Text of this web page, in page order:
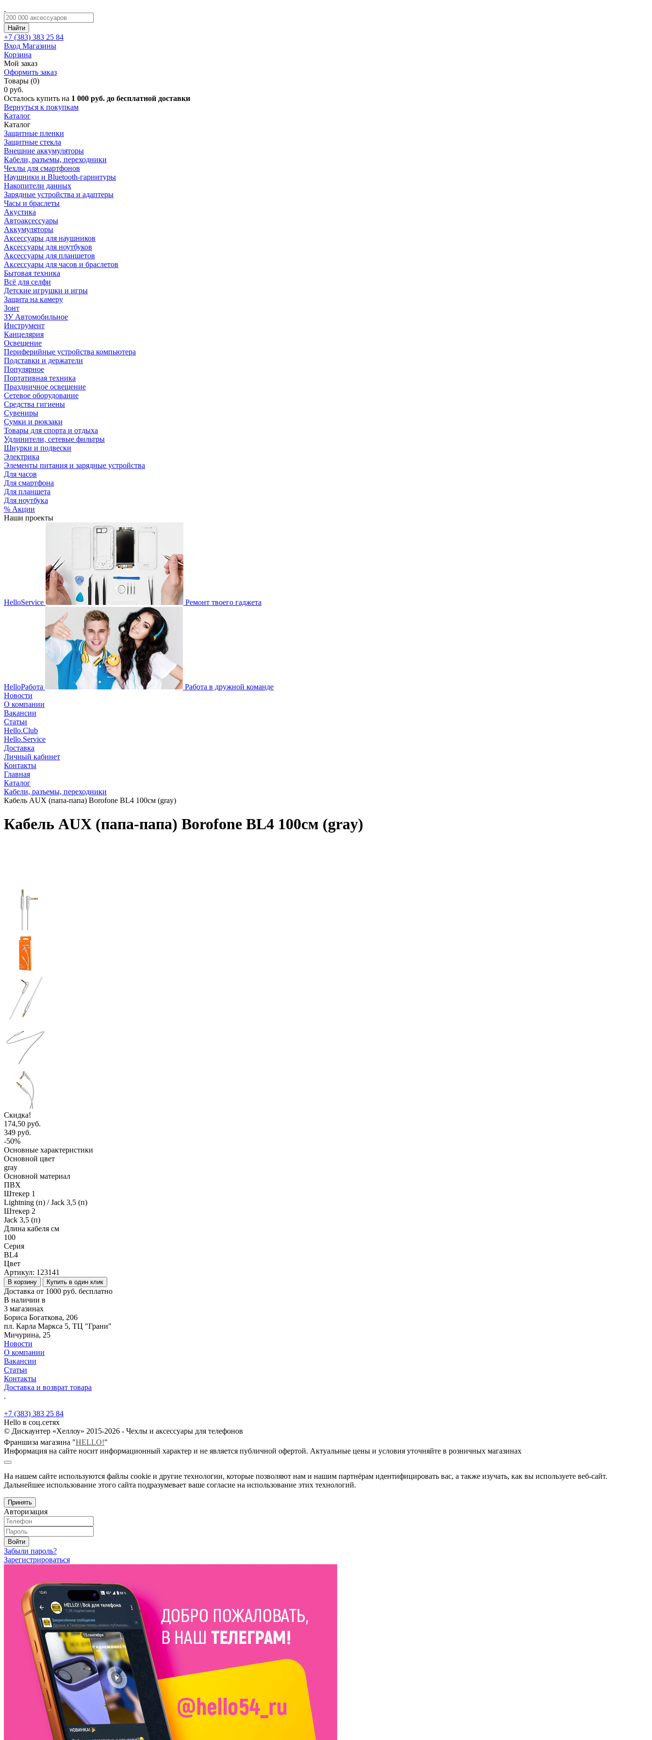
Найти
+7 (383) 383 25 84
Вход Магазины
Корзина
Мой заказ
Оформить заказ
Товары (0)
0 руб.
Осталось купить на 1 000 руб. до бесплатной доставки
Вернуться к покупкам
Каталог
Каталог
Защитные пленки
Защитные стекла
Внешние аккумуляторы
Кабели, разъемы, переходники
Чехлы для смартфонов
Наушники и Bluetooth-гарнитуры
Накопители данных
Зарядные устройства и адаптеры
Часы и браслеты
Акустика
Автоаксессуары
Аккумуляторы
Аксессуары для наушников
Аксессуары для ноутбуков
Аксессуары для планшетов
Аксессуары для часов и браслетов
Бытовая техника
Всё для селфи
Детские игрушки и игры
Защита на камеру
Зонт
ЗУ Автомобильное
Инструмент
Канцелярия
Освещение
Периферийные устройства компьютера
Подставки и держатели
Популярное
Портативная техника
Праздничное освещение
Сетевое оборудование
Средства гигиены
Сувениры
Сумки и рюкзаки
Товары для спорта и отдыха
Удлинители, сетевые фильтры
Шнурки и подвески
Электрика
Элементы питания и зарядные устройства
Для часов
Для смартфона
Для планшета
Для ноутбука
% Акции
Наши проекты
HelloService Ремонт твоего гаджета
HelloРабота
Работа в дружной команде
Новости
О компании
Вакансии
Статьи
Hello.Club
Hello.Service
Доставка
Личный кабинет
Контакты
Главная
Каталог
Кабели, разъемы, переходники
Кабель AUX (папа-папа) Borofone BL4 100см (gray)
Кабель AUX (папа-папа) Borofone BL4 100см (gray)
Скидка!
174,50 руб.
349 руб.
-50%
Основные характеристики
Основной цвет
gray
Основной материал
ПВХ
Штекер 1
Lightning (п) / Jack 3,5 (п)
Штекер 2
Jack 3,5 (п)
Длина кабеля см
100
Серия
BL4
Цвет
Артикул: 123141
В корзину Купить в один клик
Доставка от 1000 руб. бесплатно
В наличии в
3 магазинах
Бориса Богаткова, 206
пл. Карла Маркса 5, ТЦ "Грани"
Мичурина, 25
Новости
О компании
Вакансии
Статьи
Контакты
Доставка и возврат товара
.
+7 (383) 383 25 84
Hello в соц.сетях
© Дискаунтер «Хеллоу» 2015-2026 - Чехлы и аксессуары для телефонов
Франшиза магазина "HELLO!"
Информация на сайте носит информационный характер и не является публичной офертой. Актуальные цены и условия уточняйте в розничных магазинах
На нашем сайте используются файлы cookie и другие технологии, которые позволяют нам и нашим партнёрам идентифицировать вас, а также изучать, как вы используете веб-сайт.
Дальнейшее использование этого сайта подразумевает ваше согласие на использование этих технологий.
Принять
Авторизация
Войти
Забыли пароль?
Зарегистрироваться